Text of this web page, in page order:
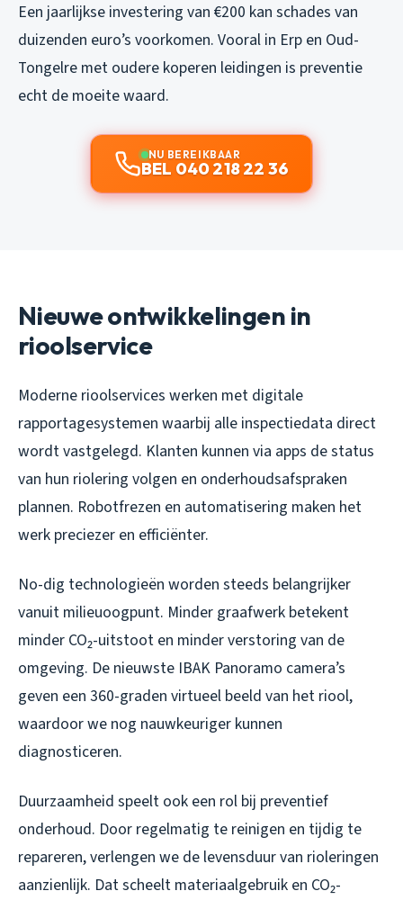
Een jaarlijkse investering van €200 kan schades van
duizenden euro’s voorkomen. Vooral in Erp en Oud-
Tongelre met oudere koperen leidingen is preventie
echt de moeite waard.
NU BEREIKBAAR
BEL 040 218 22 36
Nieuwe ontwikkelingen in
rioolservice
Moderne rioolservices werken met digitale
rapportagesystemen waarbij alle inspectiedata direct
wordt vastgelegd. Klanten kunnen via apps de status
van hun riolering volgen en onderhoudsafspraken
plannen. Robotfrezen en automatisering maken het
werk preciezer en efficiënter.
No-dig technologieën worden steeds belangrijker
vanuit milieuoogpunt. Minder graafwerk betekent
minder CO₂-uitstoot en minder verstoring van de
omgeving. De nieuwste IBAK Panoramo camera’s
geven een 360-graden virtueel beeld van het riool,
waardoor we nog nauwkeuriger kunnen
diagnosticeren.
Duurzaamheid speelt ook een rol bij preventief
onderhoud. Door regelmatig te reinigen en tijdig te
repareren, verlengen we de levensduur van rioleringen
aanzienlijk. Dat scheelt materiaalgebruik en CO₂-